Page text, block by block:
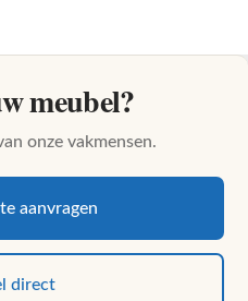
meubel?
onze vakmensen.
aanvragen
direct